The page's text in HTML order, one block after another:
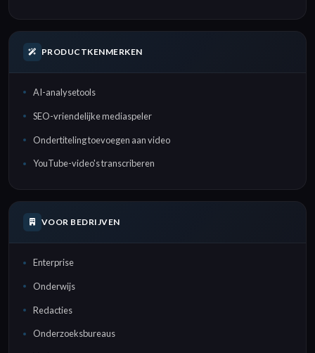
PRODUCTKENMERKEN
AI-analysetools
SEO-vriendelijke mediaspeler
Ondertiteling toevoegen aan video
YouTube-video's transcriberen
VOOR BEDRIJVEN
Enterprise
Onderwijs
Redacties
Onderzoeksbureaus